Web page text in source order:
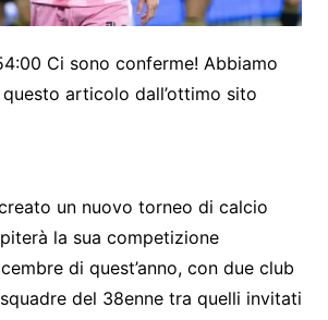
Ci sono conferme! Abbiamo
articolo dall’ottimo sito
un nuovo torneo di calcio
la sua competizione
di quest’anno, con due club
del 38enne tra quelli invitati